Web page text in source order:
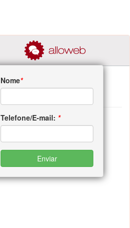
Nome*
Telefone/E-mail: *